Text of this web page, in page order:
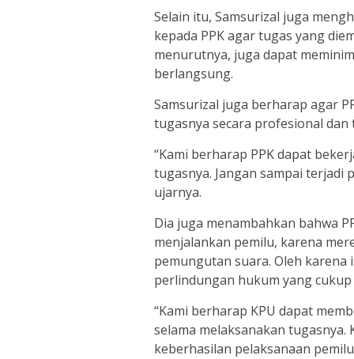
Selain itu, Samsurizal juga
kepada PPK agar tugas yang
menurutnya, juga dapat
berlangsung.
Samsurizal juga berharap agar
tugasnya secara profesional
“Kami berharap PPK dapat
tugasnya. Jangan sampai terjadi
ujarnya.
Dia juga menambahkan bahwa
menjalankan pemilu, karena
pemungutan suara. Oleh karena
perlindungan hukum yang
“Kami berharap KPU dapat
selama melaksanakan
keberhasilan pelaksanaan